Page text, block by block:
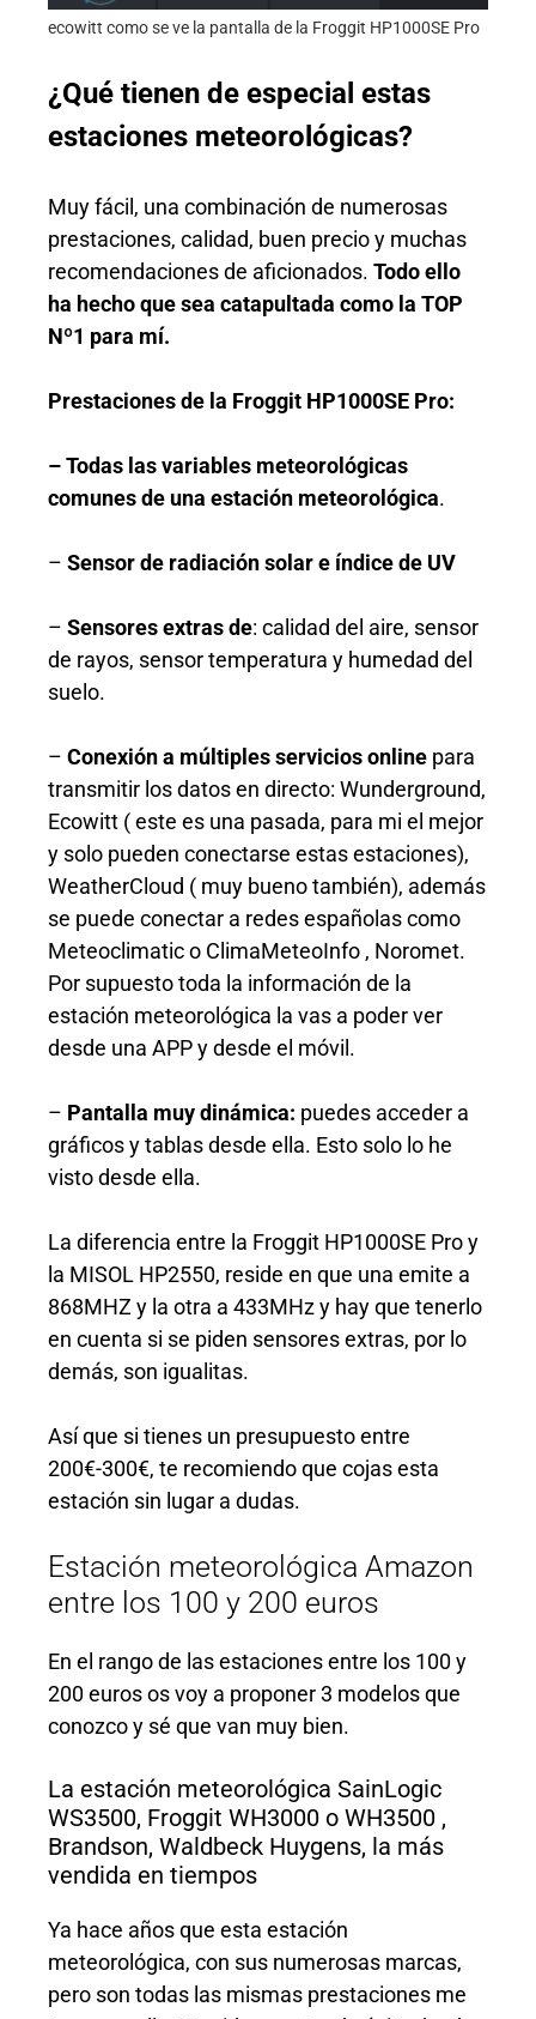
ecowitt como se ve la pantalla de la Froggit HP1000SE Pro
¿Qué tienen de especial estas
estaciones meteorológicas?
Muy fácil, una combinación de numerosas
prestaciones, calidad, buen precio y muchas
recomendaciones de aficionados. Todo ello
ha hecho que sea catapultada como la TOP
Nº1 para mí.
Prestaciones de la Froggit HP1000SE Pro:
– Todas las variables meteorológicas
comunes de una estación meteorológica.
– Sensor de radiación solar e índice de UV
– Sensores extras de: calidad del aire, sensor
de rayos, sensor temperatura y humedad del
suelo.
– Conexión a múltiples servicios online para
transmitir los datos en directo: Wunderground,
Ecowitt ( este es una pasada, para mi el mejor
y solo pueden conectarse estas estaciones),
WeatherCloud ( muy bueno también), además
se puede conectar a redes españolas como
Meteoclimatic o ClimaMeteoInfo , Noromet.
Por supuesto toda la información de la
estación meteorológica la vas a poder ver
desde una APP y desde el móvil.
– Pantalla muy dinámica: puedes acceder a
gráficos y tablas desde ella. Esto solo lo he
visto desde ella.
La diferencia entre la Froggit HP1000SE Pro y
la MISOL HP2550, reside en que una emite a
868MHZ y la otra a 433MHz y hay que tenerlo
en cuenta si se piden sensores extras, por lo
demás, son igualitas.
Así que si tienes un presupuesto entre
200€-300€, te recomiendo que cojas esta
estación sin lugar a dudas.
Estación meteorológica Amazon
entre los 100 y 200 euros
En el rango de las estaciones entre los 100 y
200 euros os voy a proponer 3 modelos que
conozco y sé que van muy bien.
La estación meteorológica SainLogic
WS3500, Froggit WH3000 o WH3500 ,
Brandson, Waldbeck Huygens, la más
vendida en tiempos
Ya hace años que esta estación
meteorológica, con sus numerosas marcas,
pero son todas las mismas prestaciones me